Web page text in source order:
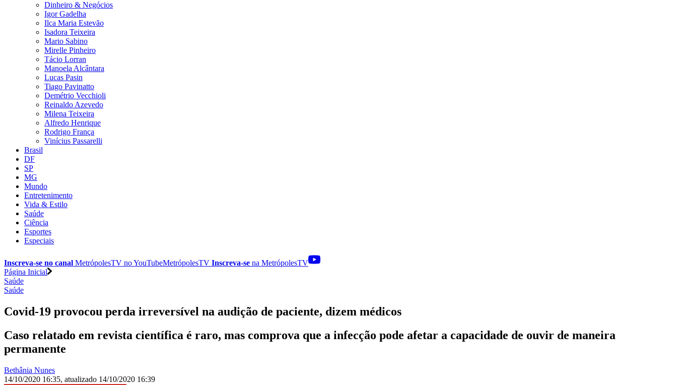
Dinheiro & Negócios
Igor Gadelha
Ilca Maria Estevão
Isadora Teixeira
Mario Sabino
Mirelle Pinheiro
Tácio Lorran
Manoela Alcântara
Lucas Pasin
Tiago Pavinatto
Demétrio Vecchioli
Reinaldo Azevedo
Milena Teixeira
Alfredo Henrique
Rodrigo França
Vinícius Passarelli
Brasil
DF
SP
MG
Mundo
Entretenimento
Vida & Estilo
Saúde
Ciência
Esportes
Especiais
Inscreva-se no canal MetrópolesTV noYouTubeMetrópolesTV Inscreva-se na MetrópolesTV
Página Inicial
Saúde
Saúde
Covid-19 provocou perda irreversível na audição de paciente, dizem médicos
Caso relatado em revista científica é raro, mas comprova que a infecção pode afetar a capacidade de ouvir de maneira
permanente
Bethânia Nunes
14/10/2020 16:35, atualizado 14/10/2020 16:39